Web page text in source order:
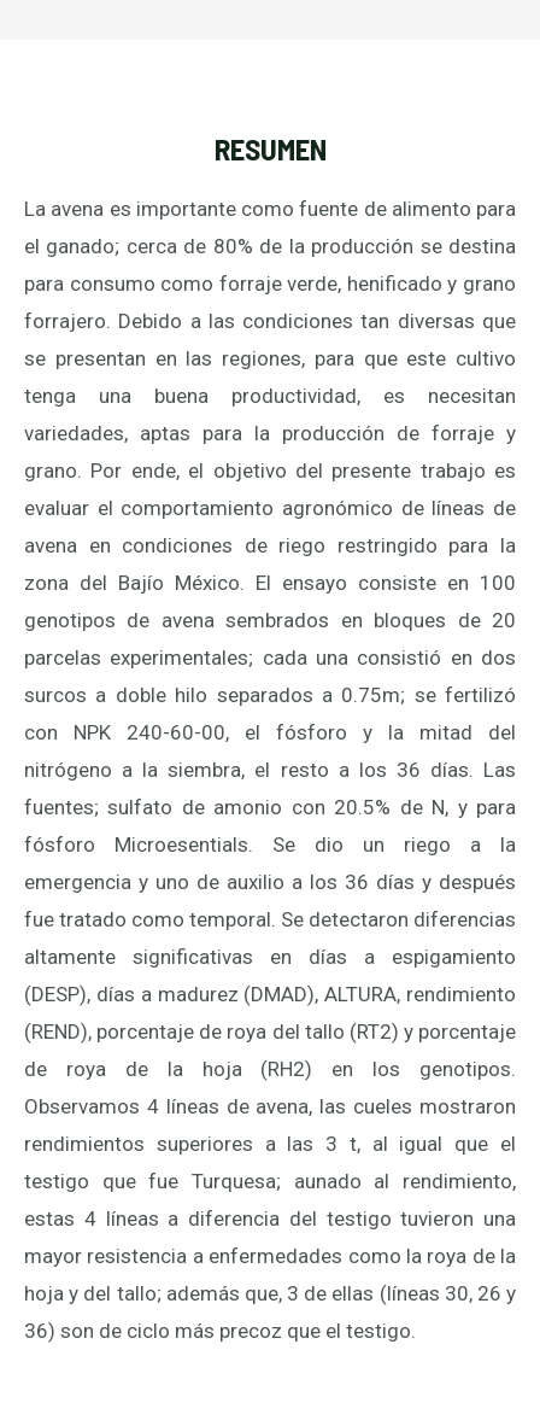
RESUMEN
La avena es importante como fuente de alimento para
el ganado; cerca de 80% de la producción se destina
para consumo como forraje verde, henificado y grano
forrajero. Debido a las condiciones tan diversas que
se presentan en las regiones, para que este cultivo
tenga una buena productividad, es necesitan
variedades, aptas para la producción de forraje y
grano. Por ende, el objetivo del presente trabajo es
evaluar el comportamiento agronómico de líneas de
avena en condiciones de riego restringido para la
zona del Bajío México. El ensayo consiste en 100
genotipos de avena sembrados en bloques de 20
parcelas experimentales; cada una consistió en dos
surcos a doble hilo separados a 0.75m; se fertilizó
con NPK 240-60-00, el fósforo y la mitad del
nitrógeno a la siembra, el resto a los 36 días. Las
fuentes; sulfato de amonio con 20.5% de N, y para
fósforo Microesentials. Se dio un riego a la
emergencia y uno de auxilio a los 36 días y después
fue tratado como temporal. Se detectaron diferencias
altamente significativas en días a espigamiento
(DESP), días a madurez (DMAD), ALTURA, rendimiento
(REND), porcentaje de roya del tallo (RT2) y porcentaje
de roya de la hoja (RH2) en los genotipos.
Observamos 4 líneas de avena, las cueles mostraron
rendimientos superiores a las 3 t, al igual que el
testigo que fue Turquesa; aunado al rendimiento,
estas 4 líneas a diferencia del testigo tuvieron una
mayor resistencia a enfermedades como la roya de la
hoja y del tallo; además que, 3 de ellas (líneas 30, 26 y
36) son de ciclo más precoz que el testigo.